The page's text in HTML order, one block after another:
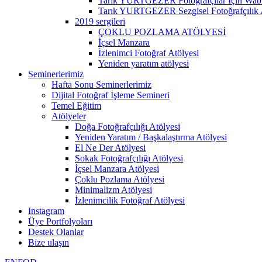
Tarık YURTGEZER Sezgisel Fotoğrafçılık
2019 sergileri
ÇOKLU POZLAMA ATÖLYESİ
İçsel Manzara
İzlenimci Fotoğraf Atölyesi
Yeniden yaratım atölyesi
Seminerlerimiz
Hafta Sonu Seminerlerimiz
Dijital Fotoğraf İşleme Semineri
Temel Eğitim
Atölyeler
Doğa Fotoğrafçılığı Atölyesi
Yeniden Yaratım / Başkalaştırma Atölyesi
El Ne Der Atölyesi
Sokak Fotoğrafçılığı Atölyesi
İçsel Manzara Atölyesi
Çoklu Pozlama Atölyesi
Minimalizm Atölyesi
İzlenimcilik Fotoğraf Atölyesi
Instagram
Üye Portfolyoları
Destek Olanlar
Bize ulaşın